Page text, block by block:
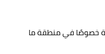
خصوصًا في منطقة ما